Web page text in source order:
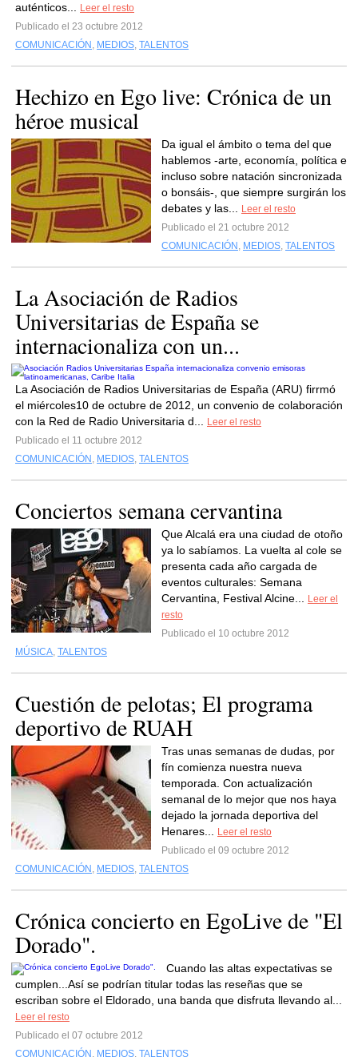
auténticos...
Leer el resto
Publicado el 23 octubre 2012
COMUNICACIÓN , MEDIOS, TALENTOS
Hechizo en Ego live: Crónica de un
héroe musical
Da igual el ámbito o tema del que
hablemos -arte, economía, política e
incluso sobre natación sincronizada
o bonsáis-, que siempre surgirán los
debates y las...
Leer el resto
Publicado el 21 octubre 2012
COMUNICACIÓN , MEDIOS, TALENTOS
La Asociación de Radios
Universitarias de España se
internacionaliza con un...
La Asociación de Radios Universitarias de España (ARU) firrmó
el miércoles10 de octubre de 2012, un convenio de colaboración
con la Red de Radio Universitaria d...
Leer el resto
Publicado el 11 octubre 2012
COMUNICACIÓN , MEDIOS, TALENTOS
Conciertos semana cervantina
Que Alcalá era una ciudad de otoño
ya lo sabíamos. La vuelta al cole se
presenta cada año cargada de
eventos culturales: Semana
Cervantina, Festival Alcine...
Leer el
resto
Publicado el 10 octubre 2012
MÚSICA, TALENTOS
Cuestión de pelotas; El programa
deportivo de RUAH
Tras unas semanas de dudas, por
fín comienza nuestra nueva
temporada. Con actualización
semanal de lo mejor que nos haya
dejado la jornada deportiva del
Henares...
Leer el resto
Publicado el 09 octubre 2012
COMUNICACIÓN , MEDIOS, TALENTOS
Crónica concierto en EgoLive de "El
Dorado".
Cuando las altas expectativas se
cumplen...Así se podrían titular todas las reseñas que se
escriban sobre el Eldorado, una banda que disfruta llevando al...
Leer el resto
Publicado el 07 octubre 2012
COMUNICACIÓN , MEDIOS, TALENTOS